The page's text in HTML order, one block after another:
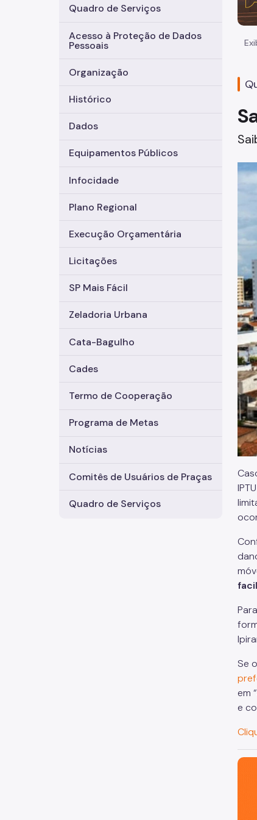
Quadro de Serviços
Acesso à Proteção de Dados
Pessoais
Organização
Histórico
Dados
Equipamentos Públicos
Infocidade
Plano Regional
Execução Orçamentária
Licitações
SP Mais Fácil
Zeladoria Urbana
Cata-Bagulho
Cades
Termo de Cooperação
Programa de Metas
Notícias
Comitês de Usuários de Praças
Quadro de Serviços
Se
em
e